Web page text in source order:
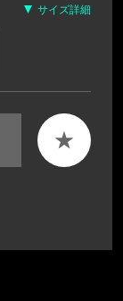
サイズ詳細
★